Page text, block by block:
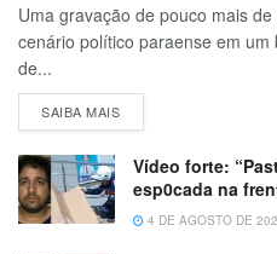
Uma gravação de pouco mais
cenário político paraense em
de...
SAIBA MAIS
Vídeo forte:
esp0cada na
4 DE AGOSTO DE